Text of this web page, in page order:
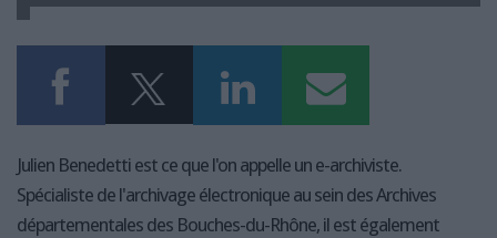
Julien Benedetti est ce que l'on appelle un e-archiviste.
Spécialiste de l'archivage électronique au sein des Archives
départementales des Bouches-du-Rhône, il est également